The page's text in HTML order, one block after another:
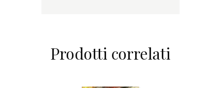
Prodotti correlati